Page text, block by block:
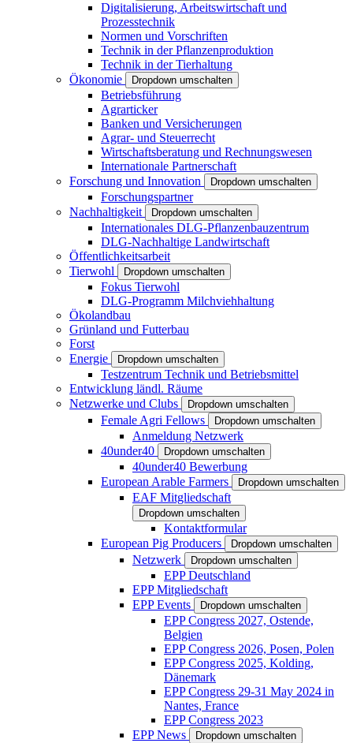
Digitalisierung, Arbeitswirtschaft und
Prozesstechnik
Normen und Vorschriften
Technik in der Pflanzenproduktion
Technik in der Tierhaltung
Ökonomie
Dropdown umschalten
Betriebsführung
Agrarticker
Banken und Versicherungen
Agrar- und Steuerrecht
Wirtschaftsberatung und Rechnungswesen
Internationale Partnerschaft
Forschung und Innovation
Dropdown umschalten
Forschungspartner
Nachhaltigkeit
Dropdown umschalten
Internationales DLG-Pflanzenbauzentrum
DLG-Nachhaltige Landwirtschaft
Öffentlichkeitsarbeit
Tierwohl
Dropdown umschalten
Fokus Tierwohl
DLG-Programm Milchviehhaltung
Ökolandbau
Grünland und Futterbau
Forst
Energie
Dropdown umschalten
Testzentrum Technik und Betriebsmittel
Entwicklung ländl. Räume
Netzwerke und Clubs
Dropdown umschalten
Female Agri Fellows Dropdown umschalten
Anmeldung Netzwerk
40under40
Dropdown umschalten
40under40 Bewerbung
European Arable Farmers
Dropdown umschalten
EAF Mitgliedschaft
Dropdown umschalten
Kontaktformular
European Pig Producers
Dropdown umschalten
Netzwerk Dropdown umschalten
EPP Deutschland
EPP Mitgliedschaft
EPP Events
Dropdown umschalten
EPP Congress 2027, Ostende,
Belgien
EPP Congress 2026, Posen, Polen
EPP Congress 2025, Kolding,
Dänemark
EPP Congress 29-31 May 2024 in
Nantes, France
EPP Congress 2023
EPP News
Dropdown umschalten